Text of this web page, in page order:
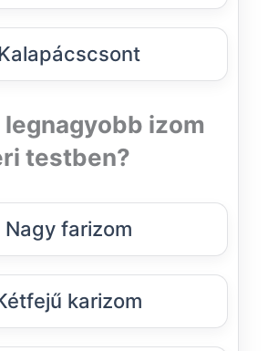
legnagyobb izom
testben?
Nagy farizom
karizom